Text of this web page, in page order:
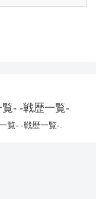
- -戦歴一覧-
覧- -戦歴一覧-.